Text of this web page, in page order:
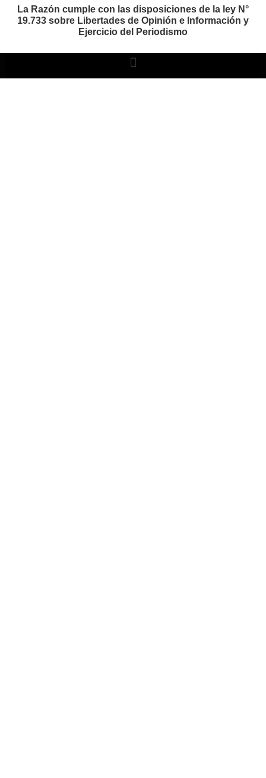
La Razón cumple con las disposiciones de la ley N°
19.733 sobre Libertades de Opinión e Información y
Ejercicio del Periodismo